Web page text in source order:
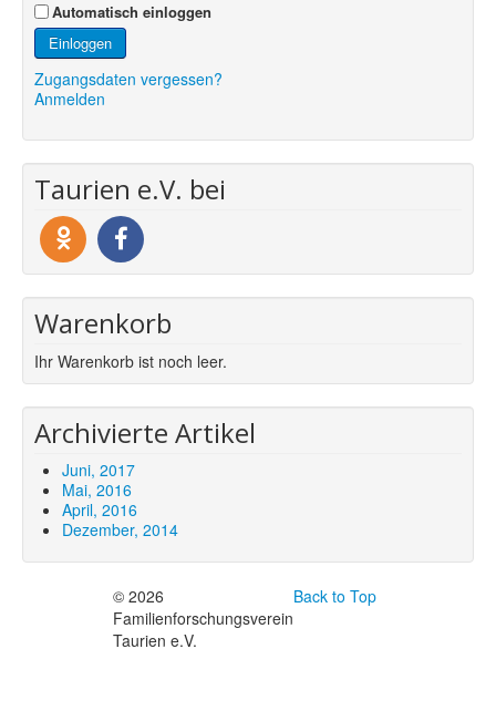
Automatisch einloggen
Einloggen
Zugangsdaten vergessen?
Anmelden
Taurien e.V. bei
Warenkorb
Ihr Warenkorb ist noch leer.
Archivierte Artikel
Juni, 2017
Mai, 2016
April, 2016
Dezember, 2014
Back to Top
© 2026
Familienforschungsverein
Taurien e.V.